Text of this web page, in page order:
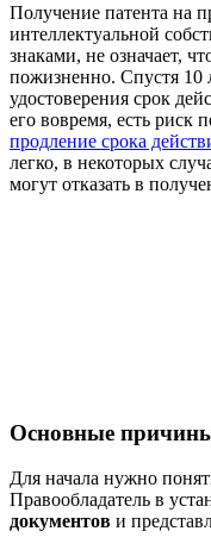
Получение патента на
интеллектуальной
знаками, не означает,
пожизненно. Спустя 10
удостоверения срок
его вовремя, есть риск
продление срока
легко, в некоторых
могут отказать в
Основные
Для начала нужно
Правообладатель в
документов и